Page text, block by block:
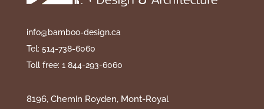
info@bamboo-design.ca
Tel: 514-738-6060
Toll free: 1 844-293-6060
8196, Chemin Royden, Mont-Royal